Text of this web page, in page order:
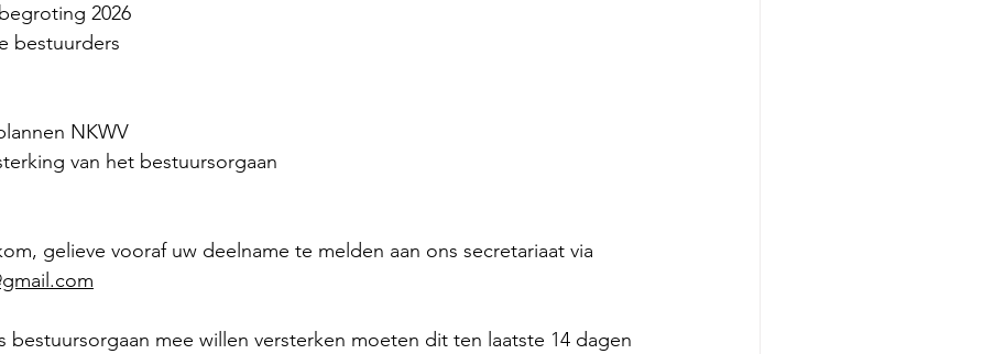
2026
bestuurders
NKWV
van het bestuursorgaan
gelieve vooraf uw deelname te melden aan ons secretariaat via
bestuursorgaan mee willen versterken moeten dit ten laatste 14 dagen